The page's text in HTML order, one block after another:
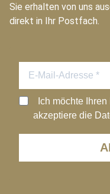
Sie erhalten von uns
direkt in Ihr Postfach.
Ich möchte
akzeptiere die